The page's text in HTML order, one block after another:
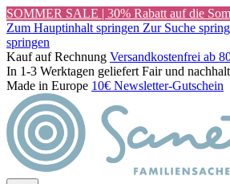
SOMMER SALE | 30% Rabatt auf die
Zum Hauptinhalt springen Zur Suche
springen
Kauf auf Rechnung Versandkostenfrei ab
In 1-3 Werktagen geliefert Fair und
Made in Europe 10€ Newsletter-Gutschein